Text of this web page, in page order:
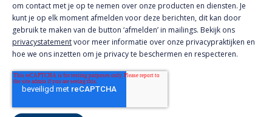
om contact met je op te nemen over onze producten en diensten. Je
kunt je op elk moment afmelden voor deze berichten, dit kan door
gebruik te maken van de button ‘afmelden’ in mailings. Bekijk ons
privacystatementvoor meer informatie over onze privacypraktijken en
hoe we ons inzetten om je privacy te beschermen en respecteren.